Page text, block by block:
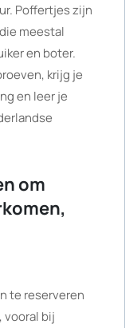
Poffertjes zijn
meestal
en boter.
krijg je
en leer je
om
te reserveren
bij